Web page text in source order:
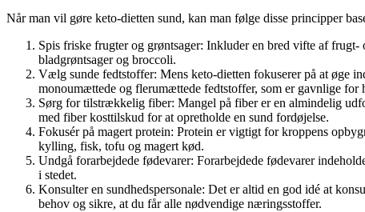
Når man vil gøre keto-dietten sund, kan man følge disse principper
Spis friske frugter og grøntsager: Inkluder en bred vifte af
bladgrøntsager og broccoli.
Vælg sunde fedtstoffer: Mens keto-dietten fokuserer på at øge
monoumættede og flerumættede fedtstoffer, som er gavnlige for
Sørg for tilstrækkelig fiber: Mangel på fiber er en almindelig
med fiber kosttilskud for at opretholde en sund fordøjelse.
Fokusér på magert protein: Protein er vigtigt for kroppens
kylling, fisk, tofu og magert kød.
Undgå forarbejdede fødevarer: Forarbejdede fødevarer
i stedet.
Konsulter en sundhedspersonale: Det er altid en god idé at
behov og sikre, at du får alle nødvendige næringsstoffer.